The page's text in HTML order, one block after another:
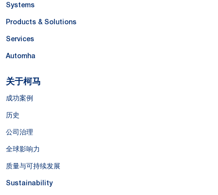
Systems
Products & Solutions
Services
Automha
关于柯马
成功案例
历史
公司治理
全球影响力
质量与可持续发展
Sustainability